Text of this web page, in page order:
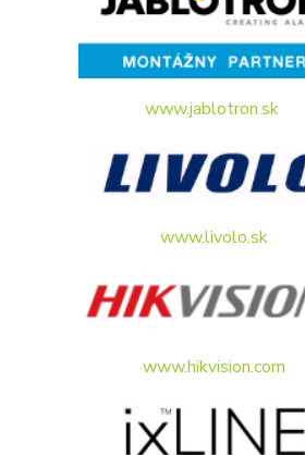
www.jablotron.sk
www.livolo.sk
www.hikvision.com